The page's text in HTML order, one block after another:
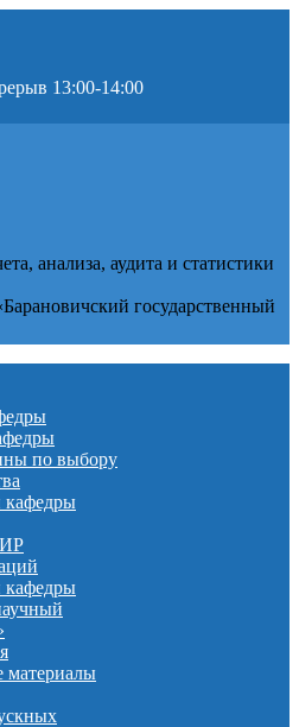
13:00-14:00
анализа, аудита и статистики
государственный
по выбору
кафедры
кафедры
материалы